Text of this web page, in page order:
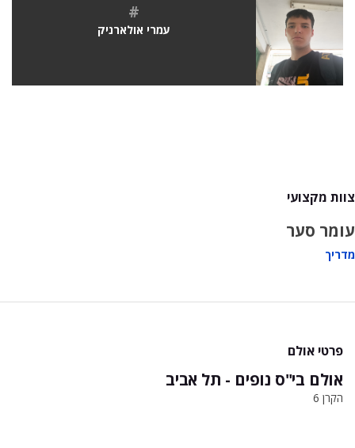
#
עמרי אולארניק
צוות מקצועי
עומר סער
מדריך
פרטי אולם
אולם בי"ס נופים - תל אביב
הקרן 6